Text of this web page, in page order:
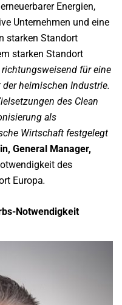
Energien,
Unternehmen und eine
starken Standort
starken Standort
für eine
heimischen Industrie.
des Clean
als
Wirtschaft festgelegt
General Manager,
des
Europa.
Notwendigkeit